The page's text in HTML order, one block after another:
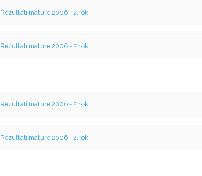
Rezultati mature 2006 - 2.rok
Rezultati mature 2006 - 2.rok
Rezultati mature 2006 - 2.rok
Rezultati mature 2006 - 2.rok